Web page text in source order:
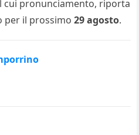
cui pronunciamento, riporta
per il prossimo29 agosto.